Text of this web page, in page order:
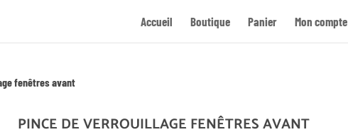
Accueil Boutique Panier Mon compte
fenêtres avant
PINCE DE VERROUILLAGE FENÊTRES AVANT